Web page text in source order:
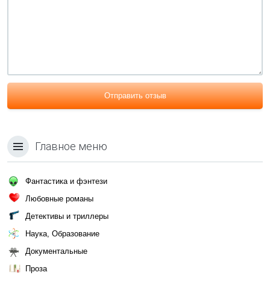
Отправить отзыв
Главное меню
Фантастика и фэнтези
Любовные романы
Детективы и триллеры
Наука, Образование
Документальные
Проза